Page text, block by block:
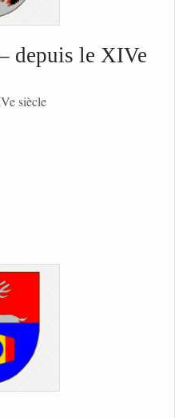
depuis le XIVe
siècle